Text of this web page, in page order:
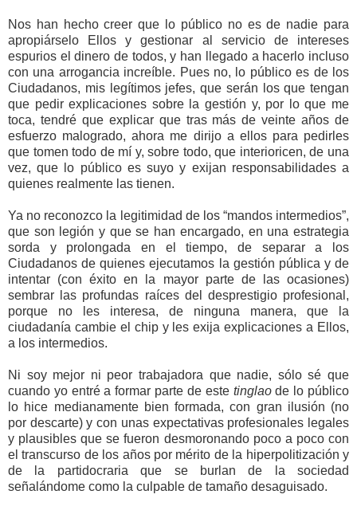
Nos han hecho creer que lo público no es de nadie para
apropiárselo Ellos y gestionar al servicio de intereses
espurios el dinero de todos, y han llegado a hacerlo incluso
con una arrogancia increíble. Pues no, lo público es de los
Ciudadanos, mis legítimos jefes, que serán los que tengan
que pedir explicaciones sobre la gestión y, por lo que me
toca, tendré que explicar que tras más de veinte años de
esfuerzo malogrado, ahora me dirijo a ellos para pedirles
que tomen todo de mí y, sobre todo, que interioricen, de una
vez, que lo público es suyo y exijan responsabilidades a
quienes realmente las tienen.
Ya no reconozco la legitimidad de los “mandos intermedios”,
que son legión y que se han encargado, en una estrategia
sorda y prolongada en el tiempo, de separar a los
Ciudadanos de quienes ejecutamos la gestión pública y de
intentar (con éxito en la mayor parte de las ocasiones)
sembrar las profundas raíces del desprestigio profesional,
porque no les interesa, de ninguna manera, que la
ciudadanía cambie el chip y les exija explicaciones a Ellos,
a los intermedios.
Ni soy mejor ni peor trabajadora que nadie, sólo sé que
cuando yo entré a formar parte de este tinglaode lo público
lo hice medianamente bien formada, con gran ilusión (no
por descarte) y con unas expectativas profesionales legales
y plausibles que se fueron desmoronando poco a poco con
el transcurso de los años por mérito de la hiperpolitización y
de la partidocraria que se burlan de la sociedad
señalándome como la culpable de tamaño desaguisado.